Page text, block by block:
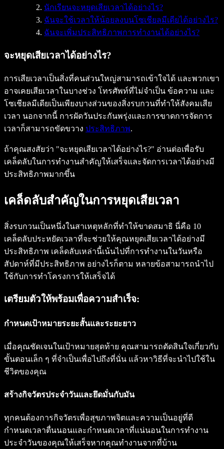
นักเรียนจะหยุดเสียเวลาได้อย่างไร?
ฉันจะใช้เวลาให้น้อยลงบนโซเชียลมีเดียได้อย่างไร?
ฉันจะเพิ่มประสิทธิภาพการทำงานได้อย่างไร?
จะหยุดเสียเวลาได้อย่างไร?
การเสียเวลาเป็นสิ่งที่คนส่วนใหญ่สามารถเข้าใจได้ และพวกเขา
อาจเคยเสียเวลาในบางช่วง โทรศัพท์ที่ไม่จำเป็น ข้อความ และ
โซเชียลมีเดียเป็นเพียงบางส่วนของสิ่งรบกวนที่ทำให้สังคมเสีย
เวลา นอกจากนี้ การผัดวันประกันพรุ่งและการขาดการจัดการ
เวลาก็สามารถขัดขวาง ประสิทธิภาพ.
ถ้าคุณสงสัยว่า "จะหยุดเสียเวลาได้อย่างไร?" อ่านต่อเพื่อรับ
เคล็ดลับในการทำงานสำคัญให้เสร็จและจัดการเวลาได้อย่างมี
ประสิทธิภาพมากขึ้น
เคล็ดลับสำคัญในการหยุดเสียเวลา
สิ่งรบกวนเป็นหนึ่งในสาเหตุหลักที่ทำให้ขาดสมาธิ นี่คือ 10
เคล็ดลับประหยัดเวลาที่จะช่วยให้คุณหยุดเสียเวลาได้อย่างมี
ประสิทธิภาพ เคล็ดลับเหล่านี้เน้นไปที่การทำงานในวันหรือ
สัปดาห์ที่มีประสิทธิภาพ อย่างไรก็ตาม หลายข้อสามารถนำไป
ใช้กับการทำโครงการให้เสร็จได้
เตรียมตัวให้พร้อมเพื่อความสำเร็จ:
กำหนดเป้าหมายระยะสั้นและระยะยาว
เมื่อคุณชัดเจนในเป้าหมายสุดท้าย คุณสามารถตัดสินใจเกี่ยวกับ
ขั้นตอนเล็ก ๆ ที่จำเป็นเพื่อไปถึงที่นั่น แล้วหาวิธีที่จะนำไปใช้ใน
ชีวิตของคุณ
สร้างกิจวัตรประจำวันและยึดมั่นกับมัน
ทุกคนต้องการกิจวัตรเพื่อสุขภาพจิตและความเป็นอยู่ที่ดี
กำหนดเวลาตื่นนอนและกำหนดเวลาที่แน่นอนในการทำงาน
ประจำวันของคุณให้เสร็จหากคุณทำงานจากที่บ้าน